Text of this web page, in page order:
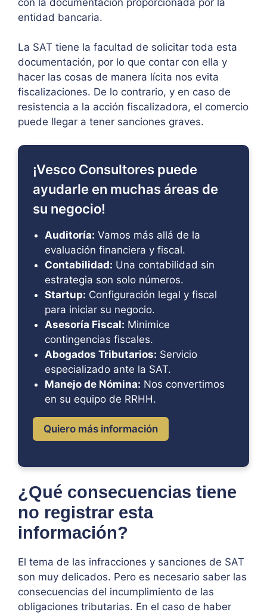
entidad bancaria.
La SAT tiene la facultad de solicitar toda esta
documentación, por lo que contar con ella y
hacer las cosas de manera lícita nos evita
fiscalizaciones. De lo contrario, y en caso de
resistencia a la acción fiscalizadora, el comercio
puede llegar a tener sanciones graves.
¡Vesco Consultores puede
ayudarle en muchas áreas de
su negocio!
Auditoría: Vamos más allá de la
evaluación financiera y fiscal.
Contabilidad: Una contabilidad sin
estrategia son solo números.
Startup: Configuración legal y fiscal
para iniciar su negocio.
Asesoría Fiscal: Minimice
contingencias fiscales.
Abogados Tributarios: Servicio
especializado ante la SAT.
Manejo de Nómina: Nos convertimos
en su equipo de RRHH.
Quiero más información
¿Qué consecuencias tiene
no registrar esta
información?
El tema de las infracciones y sanciones de SAT
son muy delicados. Pero es necesario saber las
consecuencias del incumplimiento de las
obligaciones tributarias. En el caso de haber